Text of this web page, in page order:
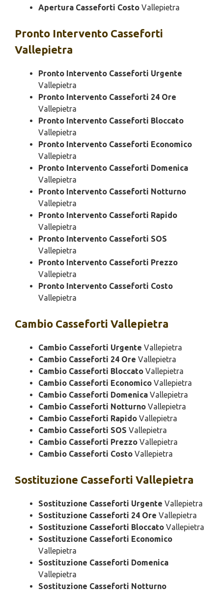
Apertura Casseforti Costo Vallepietra
Pronto Intervento Casseforti
Vallepietra
Pronto Intervento Casseforti Urgente
Vallepietra
Pronto Intervento Casseforti 24 Ore
Vallepietra
Pronto Intervento Casseforti Bloccato
Vallepietra
Pronto Intervento Casseforti Economico
Vallepietra
Pronto Intervento Casseforti Domenica
Vallepietra
Pronto Intervento Casseforti Notturno
Vallepietra
Pronto Intervento Casseforti Rapido
Vallepietra
Pronto Intervento Casseforti SOS
Vallepietra
Pronto Intervento Casseforti Prezzo
Vallepietra
Pronto Intervento Casseforti Costo
Vallepietra
Cambio Casseforti Vallepietra
Cambio Casseforti Urgente Vallepietra
Cambio Casseforti 24 Ore Vallepietra
Cambio Casseforti Bloccato Vallepietra
Cambio Casseforti Economico Vallepietra
Cambio Casseforti Domenica Vallepietra
Cambio Casseforti Notturno Vallepietra
Cambio Casseforti Rapido Vallepietra
Cambio Casseforti SOS Vallepietra
Cambio Casseforti Prezzo Vallepietra
Cambio Casseforti Costo Vallepietra
Sostituzione Casseforti Vallepietra
Sostituzione Casseforti Urgente Vallepietra
Sostituzione Casseforti 24 Ore Vallepietra
Sostituzione Casseforti Bloccato Vallepietra
Sostituzione Casseforti Economico
Vallepietra
Sostituzione Casseforti Domenica
Vallepietra
Sostituzione Casseforti Notturno